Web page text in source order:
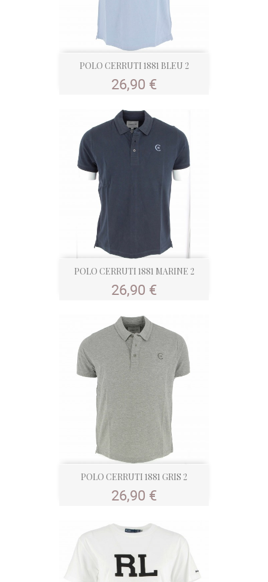
POLO CERRUTI 1881 BLEU 2
Prix
26,90 €
POLO CERRUTI 1881 MARINE 2
Prix
26,90 €
POLO CERRUTI 1881 GRIS 2
Prix
26,90 €